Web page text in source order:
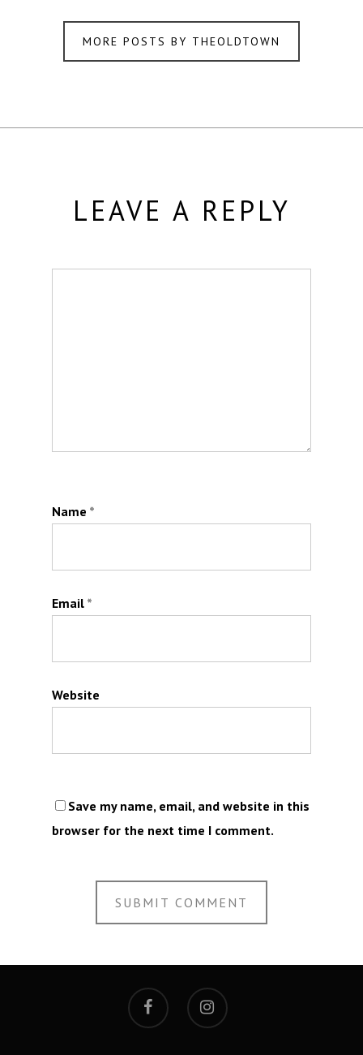
MORE POSTS BY THEOLDTOWN
LEAVE A REPLY
Name *
Email *
Website
Save my name, email, and website in this
browser for the next time I comment.